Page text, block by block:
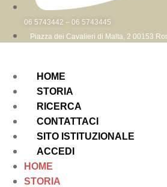
06 5743442 – 06 5743445
Piazza dei Cavalieri di Malta, 2 00153
HOME
STORIA
RICERCA
CONTATTACI
SITO ISTITUZIONALE
ACCEDI
HOME
STORIA